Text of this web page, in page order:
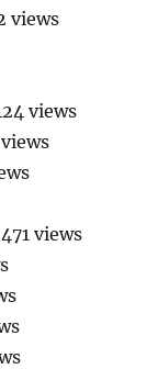
views
views
views